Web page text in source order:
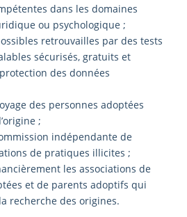
dans les domaines
ou psychologique ;
retrouvailles par des tests
sécurisés, gratuits et
des données
des personnes adoptées
;
indépendante de
de pratiques illicites ;
les associations de
et de parents adoptifs qui
recherche des origines.